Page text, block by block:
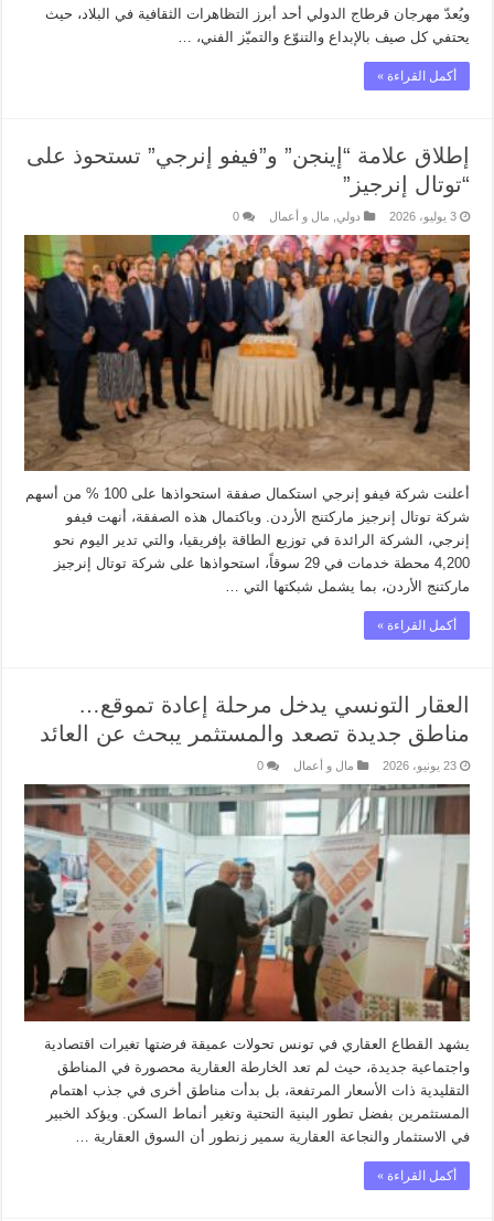
ويُعدّ مهرجان قرطاج الدولي أحد أبرز التظاهرات الثقافية في البلاد، حيث
يحتفي كل صيف بالإبداع والتنوّع والتميّز الفني، …
أكمل القراءة »
إطلاق علامة “إينجن” و”فيفو إنرجي” تستحوذ على
“توتال إنرجيز”
3 يوليو، 2026 دولي مال و أعمال 0
أعلنت شركة فيفو إنرجي استكمال صفقة استحواذها على 100 % من أسهم
شركة توتال إنرجيز ماركتنج الأردن. وباكتمال هذه الصفقة، أنهت فيفو
إنرجي، الشركة الرائدة في توزيع الطاقة بإفريقيا، والتي تدير اليوم نحو
4,200 محطة خدمات في 29 سوقاً، استحواذها على شركة توتال إنرجيز
ماركتنج الأردن، بما يشمل شبكتها التي …
أكمل القراءة »
العقار التونسي يدخل مرحلة إعادة تموقع…
مناطق جديدة تصعد والمستثمر يبحث عن العائد
23 يونيو، 2026 مال و أعمال 0
يشهد القطاع العقاري في تونس تحولات عميقة فرضتها تغيرات اقتصادية
واجتماعية جديدة، حيث لم تعد الخارطة العقارية محصورة في المناطق
التقليدية ذات الأسعار المرتفعة، بل بدأت مناطق أخرى في جذب اهتمام
المستثمرين بفضل تطور البنية التحتية وتغير أنماط السكن. ويؤكد الخبير
في الاستثمار والنجاعة العقارية سمير زنطور أن السوق العقارية …
أكمل القراءة »